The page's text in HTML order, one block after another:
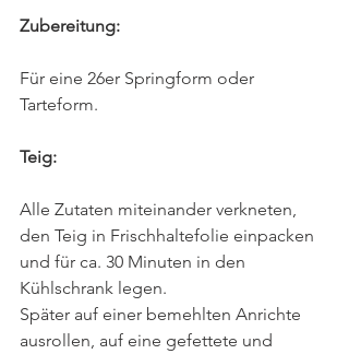
Zubereitung:
Für eine 26er Springform oder
Tarteform.
Teig:
Alle Zutaten miteinander verkneten,
den Teig in Frischhaltefolie einpacken
und für ca. 30 Minuten in den
Kühlschrank legen.
Später auf einer bemehlten Anrichte
ausrollen, auf eine gefettete und